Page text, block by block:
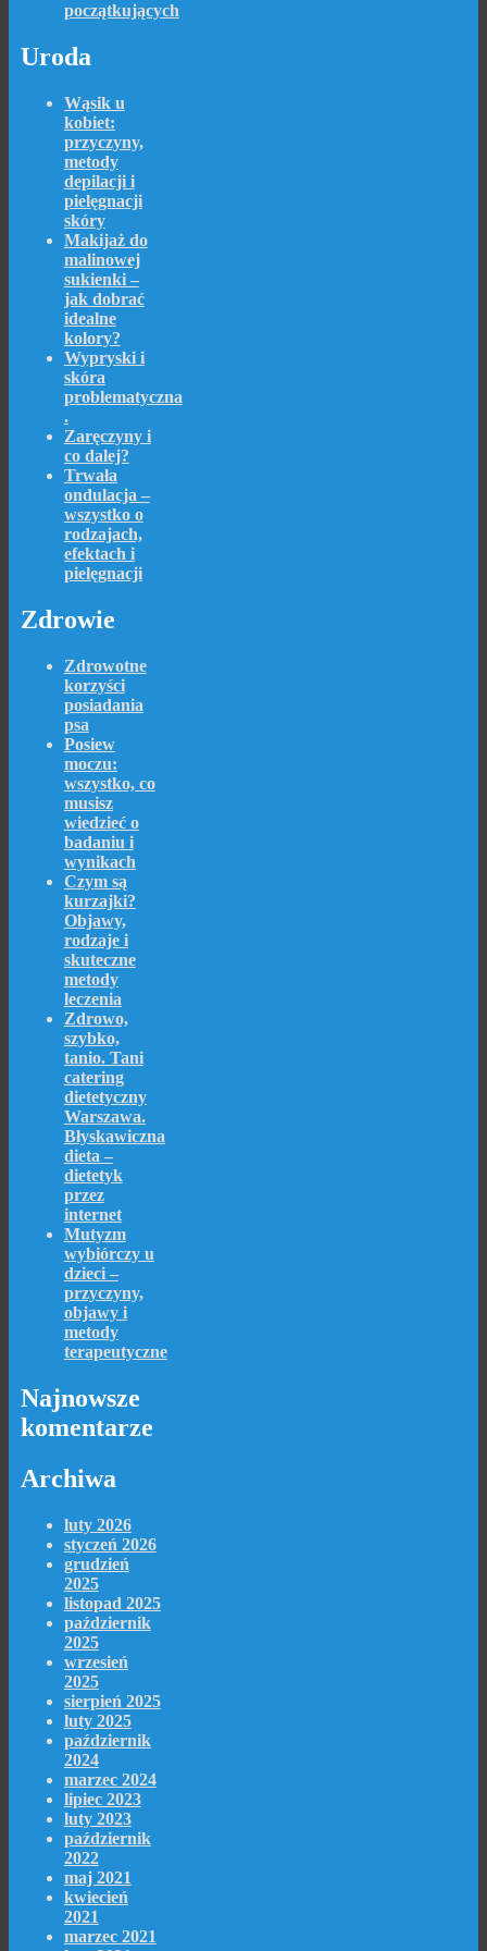
początkujących
Uroda
Wąsik u
kobiet:
przyczyny,
metody
depilacji i
pielęgnacji
skóry
Makijaż do
malinowej
sukienki –
jak dobrać
idealne
kolory?
Wypryski i
skóra
problematyczna
.
Zaręczyny i
co dalej?
Trwała
ondulacja –
wszystko o
rodzajach,
efektach i
pielęgnacji
Zdrowie
Zdrowotne
korzyści
posiadania
psa
Posiew
moczu:
wszystko, co
musisz
wiedzieć o
badaniu i
wynikach
Czym są
kurzajki?
Objawy,
rodzaje i
skuteczne
metody
leczenia
Zdrowo,
szybko,
tanio. Tani
catering
dietetyczny
Warszawa.
Błyskawiczna
dieta –
dietetyk
przez
internet
Mutyzm
wybiórczy u
dzieci –
przyczyny,
objawy i
metody
terapeutyczne
Najnowsze
komentarze
Archiwa
luty 2026
styczeń 2026
grudzień
2025
listopad 2025
październik
2025
wrzesień
2025
sierpień 2025
luty 2025
październik
2024
marzec 2024
lipiec 2023
luty 2023
październik
2022
maj 2021
kwiecień
2021
marzec 2021